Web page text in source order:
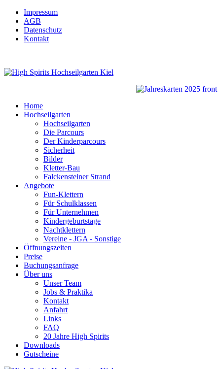
Impressum
AGB
Datenschutz
Kontakt
Home
Hochseilgarten
Hochseilgarten
Die Parcours
Der Kinderparcours
Sicherheit
Bilder
Kletter-Bau
Falckensteiner Strand
Angebote
Fun-Klettern
Für Schulklassen
Für Unternehmen
Kindergeburtstage
Nachtklettern
Vereine - JGA - Sonstige
Öffnungszeiten
Preise
Buchungsanfrage
Über uns
Unser Team
Jobs & Praktika
Kontakt
Anfahrt
Links
FAQ
20 Jahre High Spirits
Downloads
Gutscheine